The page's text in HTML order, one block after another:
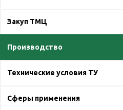
Закуп ТМЦ
Производство
Технические условия ТУ
Сферы применения